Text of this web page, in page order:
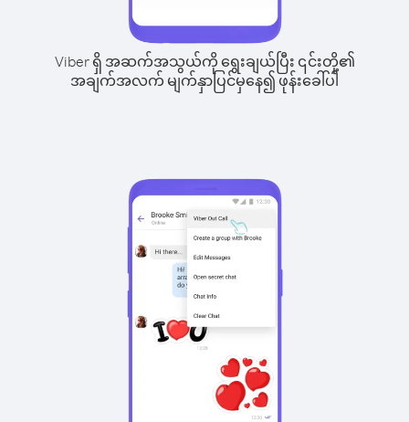
Viber ရှိ အဆက်အသွယ်ကို ရွေးချယ်ပြီး ၎င်းတို့၏
အချက်အလက် မျက်နှာပြင်မှနေ၍ ဖုန်းခေါ်ပါ